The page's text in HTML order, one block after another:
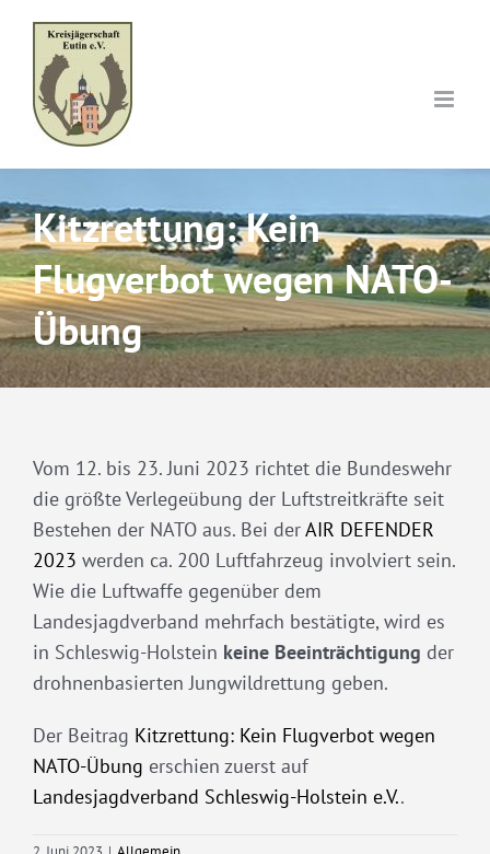
content
Kitzrettung: Kein
Flugverbot wegen NATO-
Übung
Vom 12. bis 23. Juni 2023 richtet die Bundeswehr
die größte Verlegeübung der Luftstreitkräfte seit
Bestehen der NATO aus. Bei derAIR DEFENDER
2023 werden ca. 200 Luftfahrzeug involviert sein.
Wie die Luftwaffe gegenüber dem
Landesjagdverband mehrfach bestätigte, wird es
in Schleswig-Holstein keine Beeinträchtigung der
drohnenbasierten Jungwildrettung geben.
Der Beitrag Kitzrettung: Kein Flugverbot wegen
NATO-Übung erschien zuerst auf
Landesjagdverband Schleswig-Holstein e.V..